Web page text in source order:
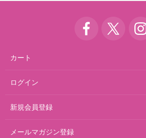
カート
ログイン
新規会員登録
メールマガジン登録